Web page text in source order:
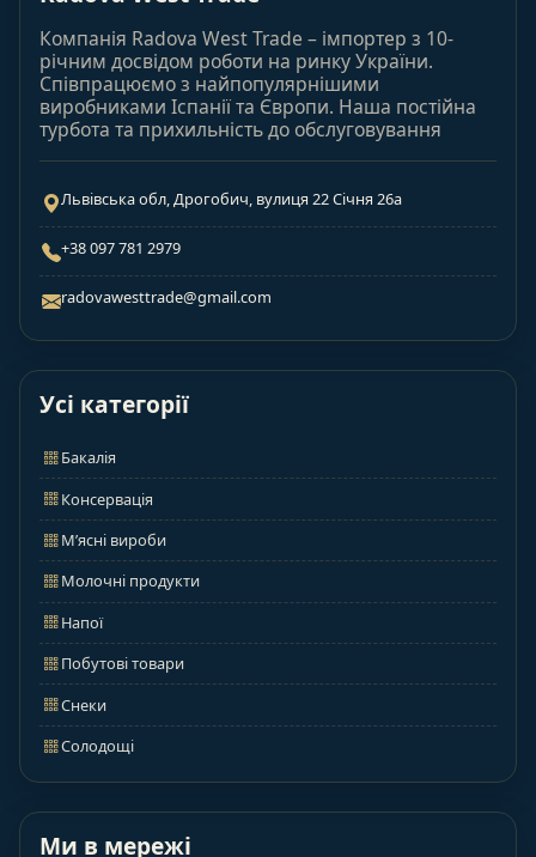
Компанія Radova West Trade – імпортер з 10-
річним досвідом роботи на ринку України.
Співпрацюємо з найпопулярнішими
виробниками Іспанії та Європи. Наша постійна
турбота та прихильність до обслуговування
Львівська обл, Дрогобич, вулиця 22 Січня 26а
+38 097 781 2979
radovawesttrade@gmail.com
Усі категорії
Бакалія
Консервація
М’ясні вироби
Молочні продукти
Напої
Побутові товари
Снеки
Солодощі
Ми в мережі